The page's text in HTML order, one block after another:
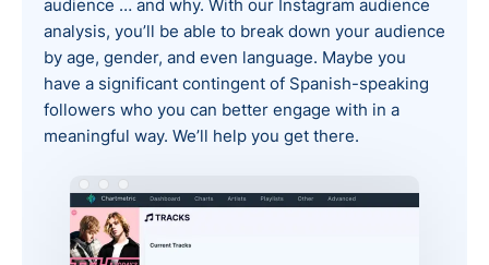
audience … and why. With our Instagram audience
analysis, you’ll be able to break down your audience
by age, gender, and even language. Maybe you
have a significant contingent of Spanish-speaking
followers who you can better engage with in a
meaningful way. We’ll help you get there.